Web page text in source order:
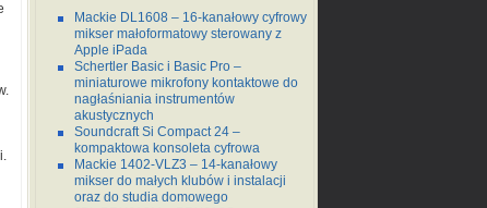
Mackie DL1608 – 16-kanałowy cyfrowy
mikser małoformatowy sterowany z
Apple iPada
Schertler Basic i Basic Pro –
miniaturowe mikrofony kontaktowe do
nagłaśniania instrumentów
akustycznych
Soundcraft Si Compact 24 –
kompaktowa konsoleta cyfrowa
Mackie 1402-VLZ3 – 14-kanałowy
mikser do małych klubów i instalacji
oraz do studia domowego